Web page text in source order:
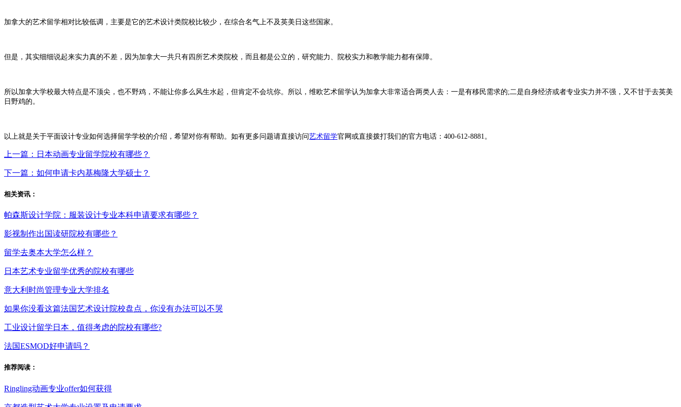
加拿大的艺术留学相对比较低调，主要是它的艺术设计类院校比较少，在综合名气上不及英美日这些国家。
但是，其实细细说起来实力真的不差，因为加拿大一共只有四所艺术类院校，而且都是公立的，研究能力、院校实力和教学能力都有保障。
所以加拿大学校最大特点是不顶尖，也不野鸡，不能让你多么风生水起，但肯定不会坑你。所以，维欧艺术留学认为加拿大非常适合两类人去：一是有移民需求的;二是自身经济或者专业实力并不强，又不甘于去英美
日野鸡的。
以上就是关于平面设计专业如何选择留学学校的介绍，希望对你有帮助。如有更多问题请直接访问艺术留学官网或直接拨打我们的官方电话：400-612-8881。
上一篇：日本动画专业留学院校有哪些？
下一篇：如何申请卡内基梅隆大学硕士？
相关资讯：
帕森斯设计学院：服装设计专业本科申请要求有哪些？
影视制作出国读研院校有哪些？
留学去奥本大学怎么样？
日本艺术专业留学优秀的院校有哪些
意大利时尚管理专业大学排名
如果你没看这篇法国艺术设计院校盘点，你没有办法可以不哭
工业设计留学日本，值得考虑的院校有哪些?
法国ESMOD好申请吗？
推荐阅读：
Ringling动画专业offer如何获得